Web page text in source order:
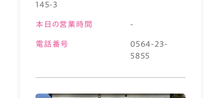
145-3
本日の営業時間 -
電話番号
0564-23-
5855